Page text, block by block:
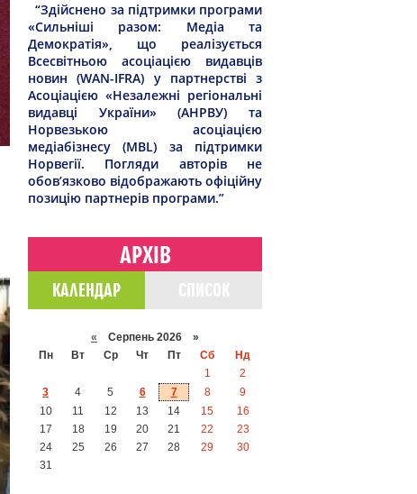
“Здійснено за підтримки програми
«Сильніші разом: Медіа та
Демократія», що реалізується
Всесвітньою асоціацією видавців
новин (WAN-IFRA) у партнерстві з
Асоціацією «Незалежні регіональні
видавці України» (АНРВУ) та
Норвезькою асоціацією
медіабізнесу (MBL) за підтримки
Норвегії. Погляди авторів не
обов’язково відображають офіційну
позицію партнерів програми.”
АРХІВ
КАЛЕНДАР
« Серпень 2026 »
Пн
Вт Ср Чт Пт Сб
Нд
1
2
3
4 5 6 7 8
9
10
11 12 13 14 15
16
17
18 19 20 21 22
23
24
25 26 27 28 29
30
31